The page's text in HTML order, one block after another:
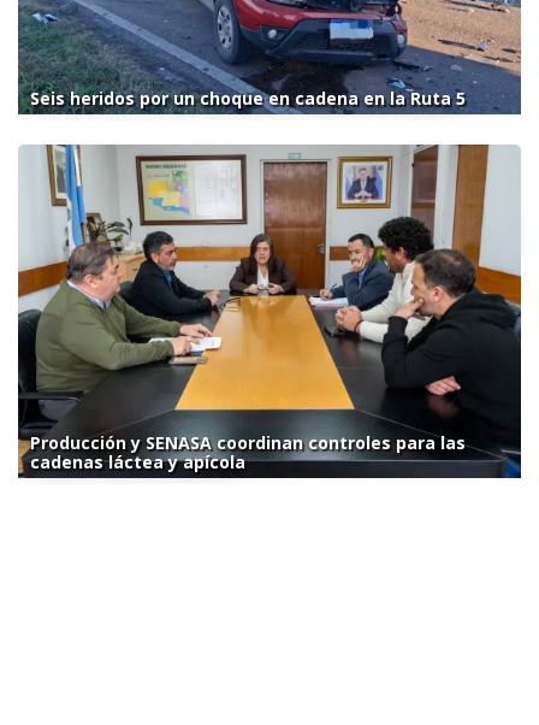
Seis heridos por un choque en cadena en la Ruta 5
Producción y SENASA coordinan controles para las
cadenas láctea y apícola